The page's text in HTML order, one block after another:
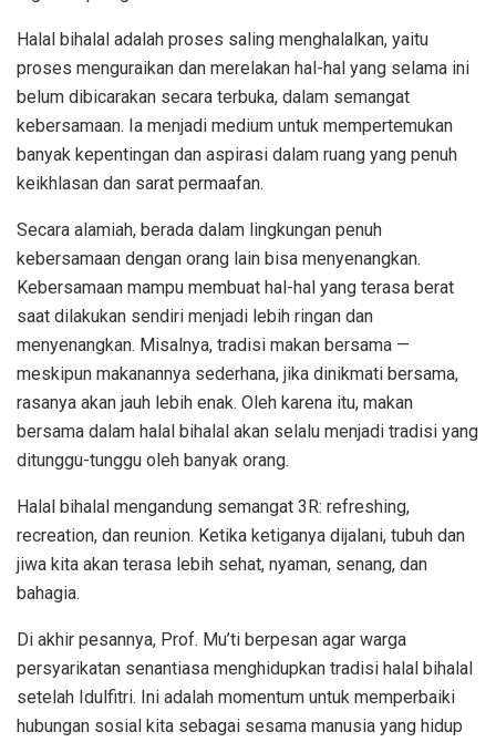
Halal bihalal adalah proses saling menghalalkan, yaitu
proses menguraikan dan merelakan hal-hal yang selama ini
belum dibicarakan secara terbuka, dalam semangat
kebersamaan. Ia menjadi medium untuk mempertemukan
banyak kepentingan dan aspirasi dalam ruang yang penuh
keikhlasan dan sarat permaafan.
Secara alamiah, berada dalam lingkungan penuh
kebersamaan dengan orang lain bisa menyenangkan.
Kebersamaan mampu membuat hal-hal yang terasa berat
saat dilakukan sendiri menjadi lebih ringan dan
menyenangkan. Misalnya, tradisi makan bersama —
meskipun makanannya sederhana, jika dinikmati bersama,
rasanya akan jauh lebih enak. Oleh karena itu, makan
bersama dalam halal bihalal akan selalu menjadi tradisi yang
ditunggu-tunggu oleh banyak orang.
Halal bihalal mengandung semangat 3R: refreshing,
recreation, dan reunion. Ketika ketiganya dijalani, tubuh dan
jiwa kita akan terasa lebih sehat, nyaman, senang, dan
bahagia.
Di akhir pesannya, Prof. Mu’ti berpesan agar warga
persyarikatan senantiasa menghidupkan tradisi halal bihalal
setelah Idulfitri. Ini adalah momentum untuk memperbaiki
hubungan sosial kita sebagai sesama manusia yang hidup